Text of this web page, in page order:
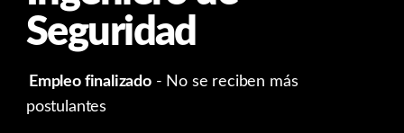
Seguridad
Empleo finalizado- No se reciben más
postulantes